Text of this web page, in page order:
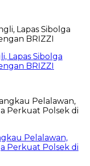
Lapas Sibolga
BRIZZI
Pelalawan,
Perkuat Polsek di